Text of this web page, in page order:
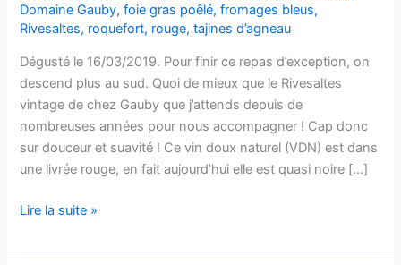
Domaine Gauby,foie gras poêlé,fromages bleus,
Rivesaltes, roquefort, rouge,tajines d’agneau
Dégusté le 16/03/2019. Pour finir ce repas d’exception, on
descend plus au sud. Quoi de mieux que le Rivesaltes
vintage de chez Gauby que j’attends depuis de
nombreuses années pour nous accompagner ! Cap donc
sur douceur et suavité ! Ce vin doux naturel (VDN) est dans
une livrée rouge, en fait aujourd’hui elle est quasi noire […]
Rivesaltes
–
Lire la suite »